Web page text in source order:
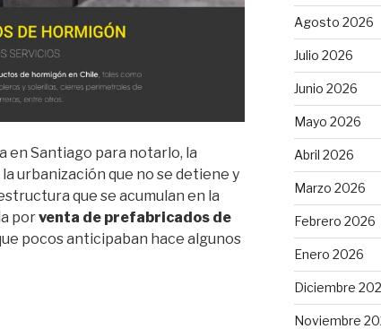
en Santiago para notarlo, la
urbanización que no se detiene y
que se acumulan en la
porventa de prefabricados de
pocos anticipaban hace algunos
Agosto 2026
Julio 2026
Junio 2026
Mayo 2026
Abril 2026
Marzo 2026
Febrero 2026
Enero 2026
Diciembre
Noviembre